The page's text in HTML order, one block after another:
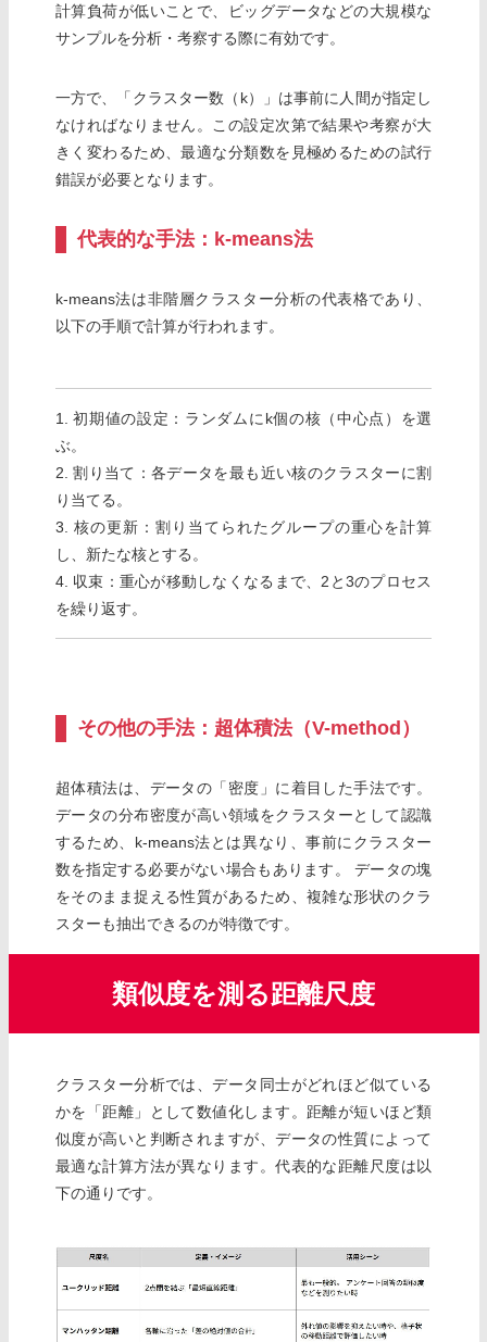
計算負荷が低いことで、ビッグデータなどの大規模な
サンプルを分析・考察する際に有効です。
一方で、「クラスター数（k）」は事前に人間が指定し
なければなりません。この設定次第で結果や考察が大
きく変わるため、最適な分類数を見極めるための試行
錯誤が必要となります。
代表的な手法：k-means法
k-means法は非階層クラスター分析の代表格であり、
以下の手順で計算が行われます。
1. 初期値の設定：ランダムにk個の核（中心点）を選
ぶ。
2. 割り当て：各データを最も近い核のクラスターに割
り当てる。
3. 核の更新：割り当てられたグループの重心を計算
し、新たな核とする。
4. 収束：重心が移動しなくなるまで、2と3のプロセス
を繰り返す。
その他の手法：超体積法（V-method）
超体積法は、データの「密度」に着目した手法です。
データの分布密度が高い領域をクラスターとして認識
するため、k-means法とは異なり、事前にクラスター
数を指定する必要がない場合もあります。 データの塊
をそのまま捉える性質があるため、複雑な形状のクラ
スターも抽出できるのが特徴です。
類似度を測る距離尺度
クラスター分析では、データ同士がどれほど似ている
かを「距離」として数値化します。距離が短いほど類
似度が高いと判断されますが、データの性質によって
最適な計算方法が異なります。代表的な距離尺度は以
下の通りです。